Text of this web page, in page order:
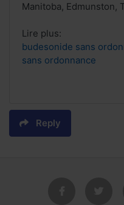
Manitoba, Edmunston,
Lire plus:
budesonide sans
sans ordonnance
Reply